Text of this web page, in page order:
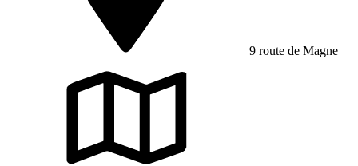
9 route de Magne